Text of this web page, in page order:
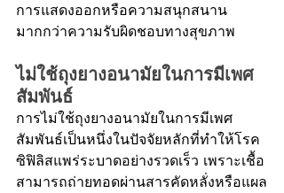
การแสดงออกหรือความสนุกสนาน
มากกว่าความรับผิดชอบทางสุขภาพ
ไม่ใช้ถุงยางอนามัยในการมีเพศ
สัมพันธ์
การไม่ใช้ถุงยางอนามัยในการมีเพศ
สัมพันธ์เป็นหนึ่งในปัจจัยหลักที่ทำให้โรค
ซิฟิลิสแพร่ระบาดอย่างรวดเร็ว เพราะเชื้อ
สามารถถ่ายทอดผ่านสารคัดหลั่งหรือแผล